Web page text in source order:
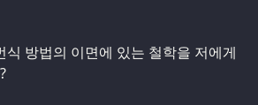
식 방법의 이면에 있는 철학을 저에게